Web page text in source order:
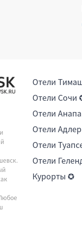
Отели
Отели Сочи
Отели
Отели
Отели
Отели
Курорты ✪